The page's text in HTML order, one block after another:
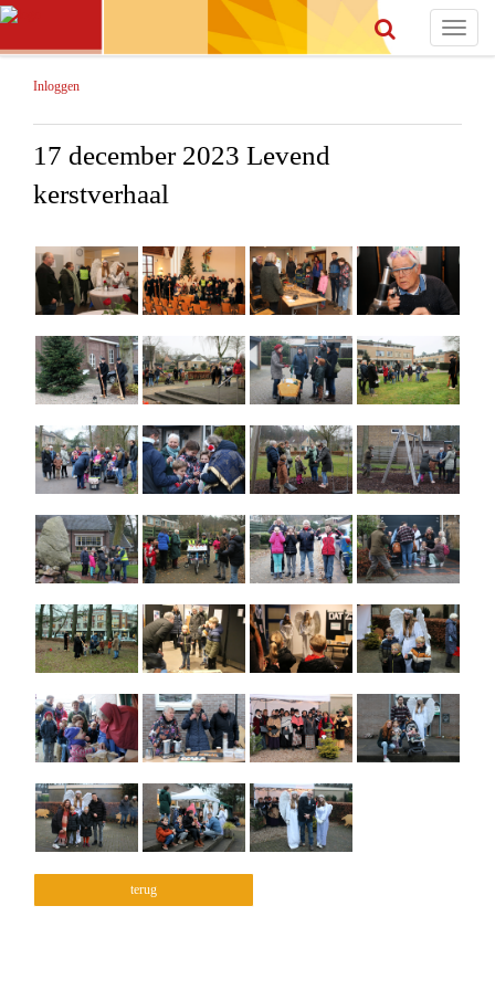
Toggle
Inloggen
17 december 2023 Levend
kerstverhaal
terug